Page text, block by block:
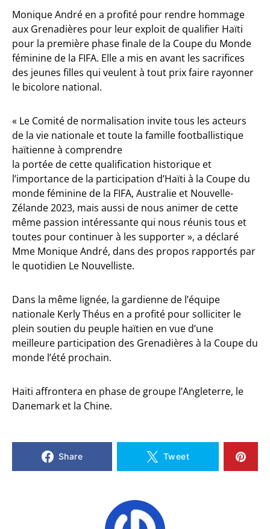
Monique André en a profité pour rendre hommage
aux Grenadières pour leur exploit de qualifier Haïti
pour la première phase finale de la Coupe du Monde
féminine de la FIFA. Elle a mis en avant les sacrifices
des jeunes filles qui veulent à tout prix faire rayonner
le bicolore national.
« Le Comité de normalisation invite tous les acteurs
de la vie nationale et toute la famille footballistique
haïtienne à comprendre
la portée de cette qualification historique et
l’importance de la participation d’Haïti à la Coupe du
monde féminine de la FIFA, Australie et Nouvelle-
Zélande 2023, mais aussi de nous animer de cette
même passion intéressante qui nous réunis tous et
toutes pour continuer à les supporter », a déclaré
Mme Monique André, dans des propos rapportés par
le quotidien Le Nouvelliste.
Dans la même lignée, la gardienne de l’équipe
nationale Kerly Théus en a profité pour solliciter le
plein soutien du peuple haïtien en vue d’une
meilleure participation des Grenadières à la Coupe du
monde l’été prochain.
Haiti affrontera en phase de groupe l’Angleterre, le
Danemark et la Chine.
Share Tweet